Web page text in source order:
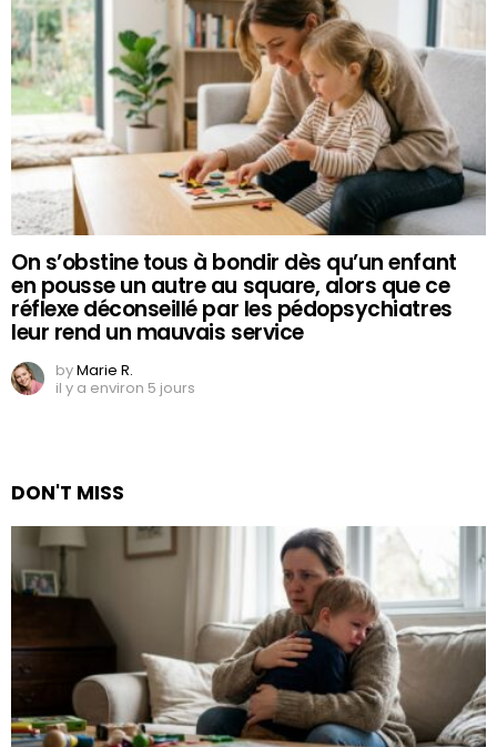
On s’obstine tous à bondir dès qu’un enfant
en pousse un autre au square, alors que ce
réflexe déconseillé par les pédopsychiatres
leur rend un mauvais service
byMarie R.
il y a environ 5 jours
DON'T MISS